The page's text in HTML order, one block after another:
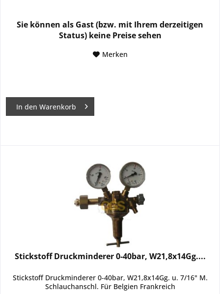
Sie können als Gast (bzw. mit Ihrem derzeitigen
Status) keine Preise sehen
Merken
In den Warenkorb
Stickstoff Druckminderer 0-40bar, W21,8x14Gg....
Stickstoff Druckminderer 0-40bar, W21,8x14Gg. u. 7/16" M.
Schlauchanschl. Für Belgien Frankreich